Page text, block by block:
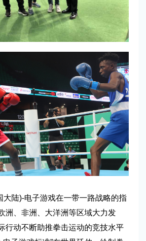
大陆)-电子游戏在一带一路战略的指
洲、非洲、大洋洲等区域大力发
行动不断助推拳击运动的竞技水平